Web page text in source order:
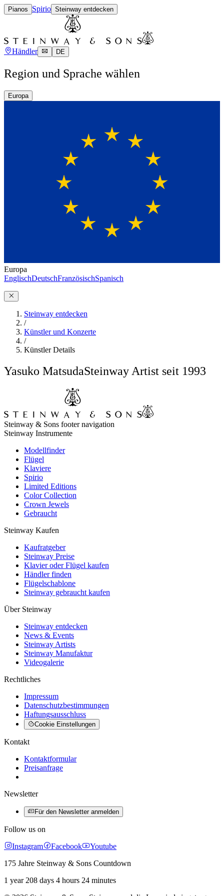
Pianos Spirio Steinway entdecken
Händler DE
Region und Sprache wählen
Europa
Europa
EnglischDeutschFranzösischSpanisch
Steinway entdecken
/
Künstler und Konzerte
/
Künstler Details
Yasuko MatsudaSteinway Artist seit 1993
Steinway & Sons footer navigation
Steinway Instrumente
Modellfinder
Flügel
Klaviere
Spirio
Limited Editions
Color Collection
Crown Jewels
Gebraucht
Steinway Kaufen
Kaufratgeber
Steinway Preise
Klavier oder Flügel kaufen
Händler finden
Flügelschablone
Steinway gebraucht kaufen
Über Steinway
Steinway entdecken
News & Events
Steinway Artists
Steinway Manufaktur
Videogalerie
Rechtliches
Impressum
Datenschutzbestimmungen
Haftungsausschluss
Cookie Einstellungen
Kontakt
Kontaktformular
Preisanfrage
Newsletter
Für den Newsletter anmelden
Follow us on
Instagram
Facebook
Youtube
175 Jahre Steinway & Sons Countdown
1 year 208 days 4 hours 24 minutes